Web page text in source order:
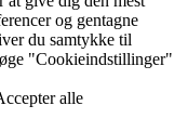
og gentagne
du samtykke til
"Cookieindstillinger"
alle